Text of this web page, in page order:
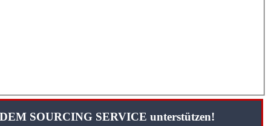
SOURCING SERVICE unterstützen!